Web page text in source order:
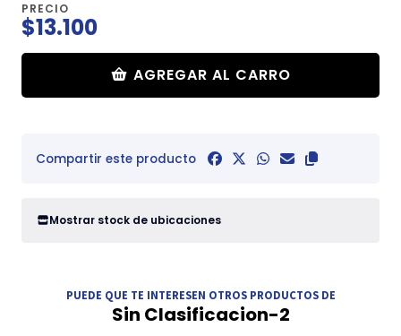
PRECIO
$13.100
AGREGAR AL CARRO
Compartir este producto
Mostrar stock de ubicaciones
PUEDE QUE TE INTERESEN OTROS PRODUCTOS DE
Sin Clasificacion-2